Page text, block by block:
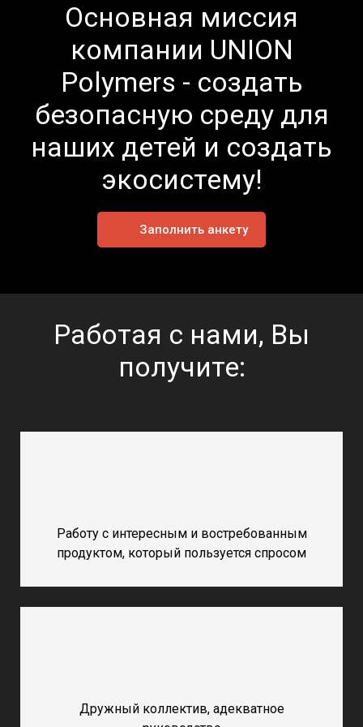
Основная миссия
компании UNION
Polymers - создать
безопасную среду для
наших детей и создать
экосистему!
Заполнить анкету
Работая с нами, Вы
получите:
Работу с интересным и востребованным
продуктом, который пользуется спросом
Дружный коллектив, адекватное